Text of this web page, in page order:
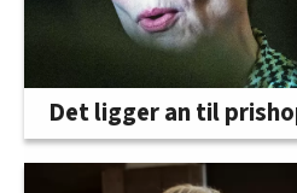
Det ligger an til